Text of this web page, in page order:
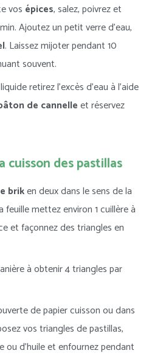
vos épices, salez, poivrez et
Ajoutez un petit verre d’eau,
. Laissez mijoter pendant 10
souvent.
retirez l’excès d’eau à l’aide
de cannelleet réservez
cuisson des pastillas
briken deux dans le sens de la
feuille mettez environ 1 cuillère à
et façonnez des triangles en
à obtenir 4 triangles par
de papier cuisson ou dans
vos triangles de pastillas,
ou d’huile et enfournez pendant